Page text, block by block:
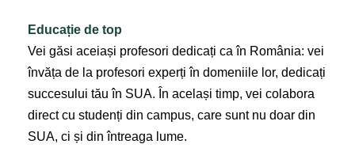
Educație de top
Vei găsi aceiași profesori dedicați ca în România: vei
învăța de la profesori experți în domeniile lor, dedicați
succesului tău în SUA. În același timp, vei colabora
direct cu studenți din campus, care sunt nu doar din
SUA, ci și din întreaga lume.